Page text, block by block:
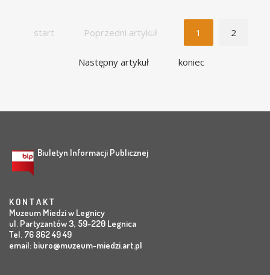
start Poprzedni artykuł 1 2
Następny artykuł koniec
Biuletyn Informacji Publicznej
K O N T A K T
Muzeum Miedzi w Legnicy
ul. Partyzantów 3, 59-220 Legnica
Tel. 76 862 49 49
email: biuro@muzeum-miedzi.art.pl